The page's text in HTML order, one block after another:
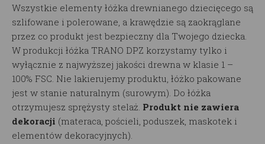
Wszystkie elementy łóżka drewnianego dziecięcego są
szlifowane i polerowane, a krawędzie są zaokrąglane
przez co produkt jest bezpieczny dla Twojego dziecka.
W produkcji łóżka TRANO DPZ korzystamy tylko i
wyłącznie z najwyższej jakości drewna w klasie 1 –
100% FSC. Nie lakierujemy produktu, łóżko pakowane
jest w stanie naturalnym (surowym). Do łóżka
otrzymujesz sprężysty stelaż. Produkt nie zawiera
dekoracji (materaca, pościeli, poduszek, maskotek i
elementów dekoracyjnych).